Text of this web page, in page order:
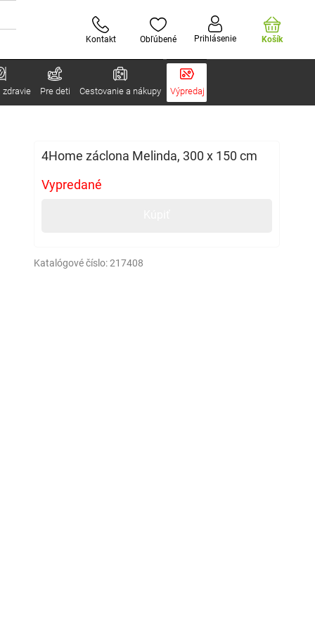
Kontakt Obľúbené Prihlásenie Košík
zdravie Pre deti Cestovanie a nákupy Výpredaj
4Home záclona Melinda, 300 x 150 cm
Vypredané
Katalógové číslo:217408